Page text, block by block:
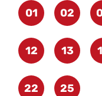
01 02
12 13
22 25